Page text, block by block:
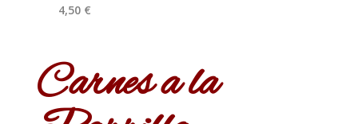
4,50 €
Carnes a la